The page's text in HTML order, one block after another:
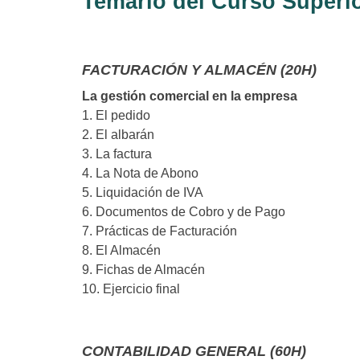
FACTURACIÓN Y ALMACÉN (20H)
La gestión comercial en la empresa
1. El pedido
2. El albarán
3. La factura
4. La Nota de Abono
5. Liquidación de IVA
6. Documentos de Cobro y de Pago
7. Prácticas de Facturación
8. El Almacén
9. Fichas de Almacén
10. Ejercicio final
CONTABILIDAD GENERAL (60H)